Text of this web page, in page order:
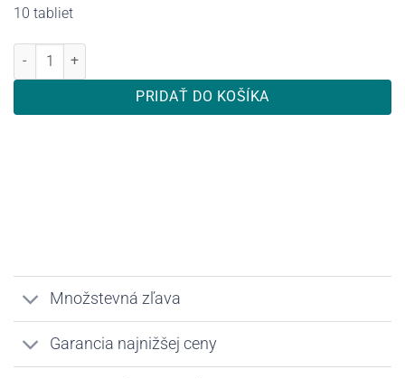
10 tabliet
množstvo Cenforce (Careforce) 200
PRIDAŤ DO KOŠÍKA
Množstevná zľava
Garancia najnižšej ceny